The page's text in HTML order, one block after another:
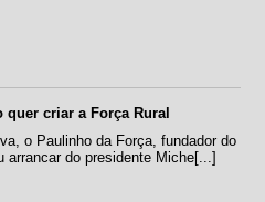
quer criar a Força Rural
o Paulinho da Força, fundador do
arrancar do presidente Miche[...]